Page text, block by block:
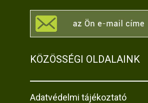
KÖZÖSSÉGI OLDALAINK
Adatvédelmi tájékoztató